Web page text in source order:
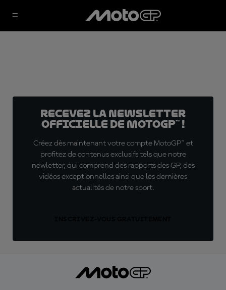
Recevez la Newsletter
officielle de MotoGP™ !
Créez dès maintenant votre compte MotoGP™ et
profitez de contenus exclusifs tels que notre
newletter, qui comprend des rapports des GP, des
vidéos exceptionnelles ainsi que les dernières
actualités de notre sport.